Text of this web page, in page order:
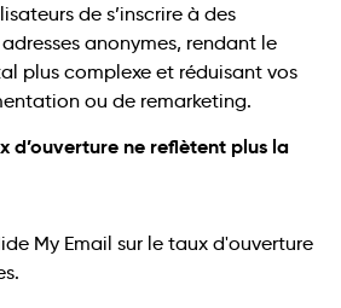
de s’inscrire à des
anonymes, rendant le
plus complexe et réduisant vos
ou de remarketing.
d’ouverture ne reflètent plus la